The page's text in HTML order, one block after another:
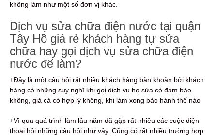
không làm như một số đơn vị khác.
Dịch vụ sửa chữa điện nước tại quận
Tây Hồ giá rẻ khách hàng tự sửa
chữa hay gọi dịch vụ sửa chữa điện
nước để làm?
+Đây là một câu hỏi rất nhiều khách hàng băn khoăn bởi khách
hàng có những suy nghĩ khi gọi dịch vụ họ sửa có đảm bảo
không, giá cả có hợp lý không, khi làm xong bảo hành thế nào
+Vì qua quá trình làm lâu năm đã gặp rất nhiều các cuộc điện
thoại hỏi những câu hỏi như vậy. Cũng có rất nhiều trường hợp